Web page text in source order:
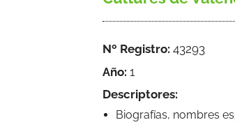
Nº Registro: 43293
Año: 1
Descriptores:
Biografías, nombres